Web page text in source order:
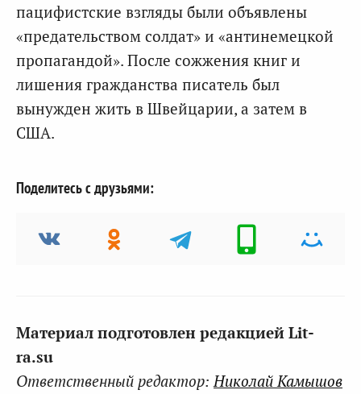
пацифистские взгляды были объявлены
«предательством солдат» и «антинемецкой
пропагандой». После сожжения книг и
лишения гражданства писатель был
вынужден жить в Швейцарии, а затем в
США.
Поделитесь с друзьями:
Материал подготовлен редакцией Lit-
ra.su
Ответственный редактор:Николай Камышов